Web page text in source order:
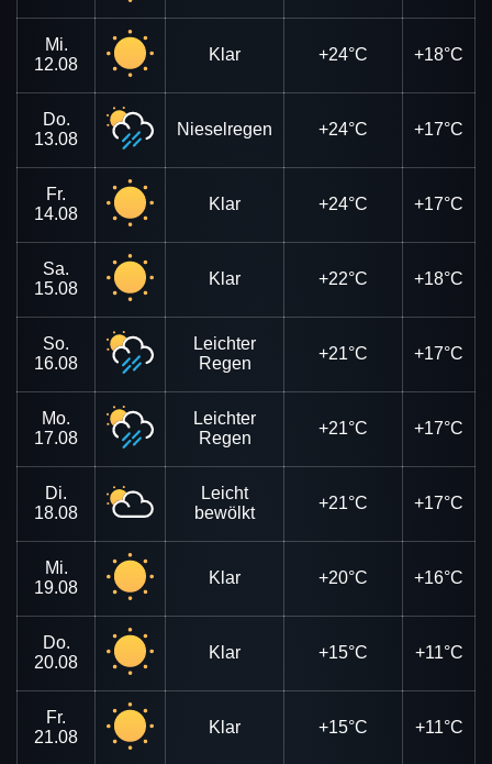
Mi.
12.08
Klar +24°C +18°C
Do.
13.08
Nieselregen +24°C +17°C
Fr.
14.08
Klar +24°C +17°C
Sa.
15.08
Klar +22°C +18°C
So.
16.08
Leichter
Regen
+21°C +17°C
Mo.
17.08
Leichter
Regen
+21°C +17°C
Di.
18.08
Leicht
bewölkt
+21°C +17°C
Mi.
19.08
Klar +20°C +16°C
Do.
20.08
Klar +15°C +11°C
Fr.
21.08
Klar +15°C +11°C